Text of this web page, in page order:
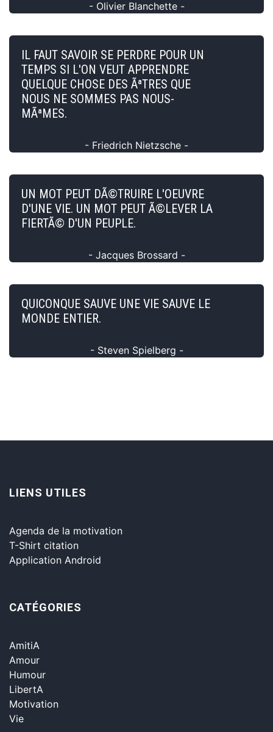
- Olivier Blanchette -
IL FAUT SAVOIR SE PERDRE POUR UN
TEMPS SI L'ON VEUT APPRENDRE
QUELQUE CHOSE DES ÃªTRES QUE
NOUS NE SOMMES PAS NOUS-
MÃªMES.
- Friedrich Nietzsche -
UN MOT PEUT DÃ©TRUIRE L'OEUVRE
D'UNE VIE. UN MOT PEUT Ã©LEVER LA
FIERTÃ© D'UN PEUPLE.
- Jacques Brossard -
QUICONQUE SAUVE UNE VIE SAUVE LE
MONDE ENTIER.
- Steven Spielberg -
LIENS UTILES
Agenda de la motivation
T-Shirt citation
Application Android
CATÉGORIES
AmitiA
Amour
Humour
LibertA
Motivation
Vie